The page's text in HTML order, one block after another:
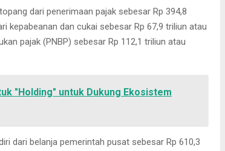
dari penerimaan pajak sebesar Rp 394,8
kepabeanan dan cukai sebesar Rp 67,9 triliun atau
pajak (PNBP) sebesar Rp 112,1 triliun atau
"Holding" untuk Dukung Ekosistem
dari belanja pemerintah pusat sebesar Rp 610,3